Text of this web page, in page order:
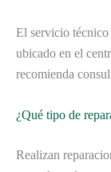
El servicio
ubicado en el
recomienda
¿Qué tipo de
Realizan